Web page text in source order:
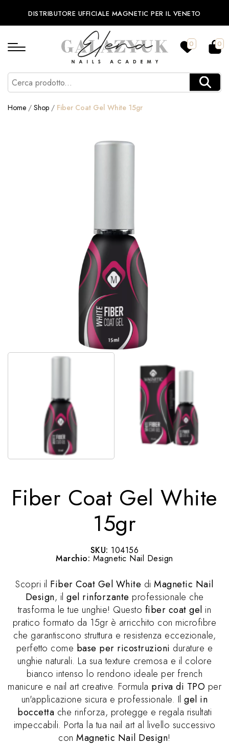
DISTRIBUTORE UFFICIALE MAGNETIC PER IL VENETO
0 0
Home / Shop / Fiber Coat Gel White 15gr
Fiber Coat Gel White
15gr
SKU: 104156
Marchio: Magnetic Nail Design
Scopri il Fiber Coat Gel White diMagnetic Nail
Design, il gel rinforzante professionale che
trasforma le tue unghie! Questo fiber coat gel in
pratico formato da 15gr è arricchito con microfibre
che garantiscono struttura e resistenza eccezionale,
perfetto come base per ricostruzioni durature e
unghie naturali. La sua texture cremosa e il colore
bianco intenso lo rendono ideale per french
manicure e nail art creative. Formula priva di TPO per
un'applicazione sicura e professionale. Ilgel in
boccetta che rinforza, protegge e regala risultati
impeccabili. Porta la tua nail art al livello successivo
conMagnetic Nail Design!